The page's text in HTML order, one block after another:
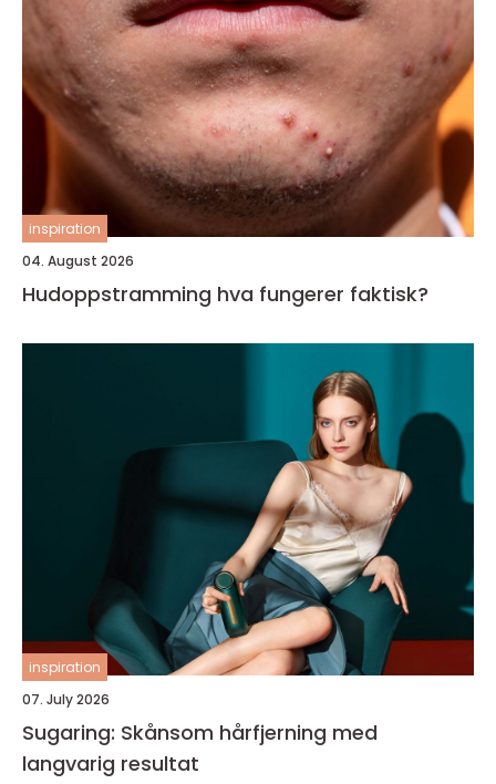
inspiration
04. August 2026
Hudoppstramming hva fungerer faktisk?
inspiration
07. July 2026
Sugaring: Skånsom hårfjerning med
langvarig resultat